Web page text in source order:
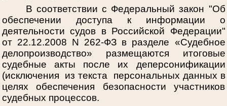
В соответствии с Федеральный закон "Об
обеспечении доступа к информации о
деятельности судов в Российской Федерации"
от 22.12.2008 N 262-ФЗ в разделе «Судебное
делопроизводство» размещаются итоговые
судебные акты после их деперсонификации
(исключения из текста персональных данных в
целях обеспечения безопасности участников
судебных процессов.